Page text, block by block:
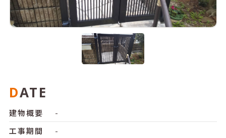
DATE
建物概要
-
工事期間
-